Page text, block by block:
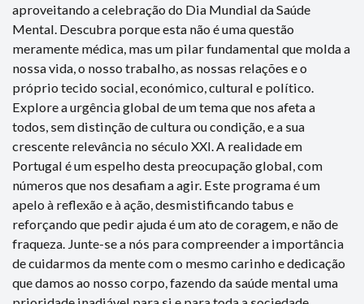
aproveitando a celebração do Dia Mundial da Saúde
Mental. Descubra porque esta não é uma questão
meramente médica, mas um pilar fundamental que molda a
nossa vida, o nosso trabalho, as nossas relações e o
próprio tecido social, económico, cultural e político.
Explore a urgência global de um tema que nos afeta a
todos, sem distinção de cultura ou condição, e a sua
crescente relevância no século XXI. A realidade em
Portugal é um espelho desta preocupação global, com
números que nos desafiam a agir. Este programa é um
apelo à reflexão e à ação, desmistificando tabus e
reforçando que pedir ajuda é um ato de coragem, e não de
fraqueza. Junte-se a nós para compreender a importância
de cuidarmos da mente com o mesmo carinho e dedicação
que damos ao nosso corpo, fazendo da saúde mental uma